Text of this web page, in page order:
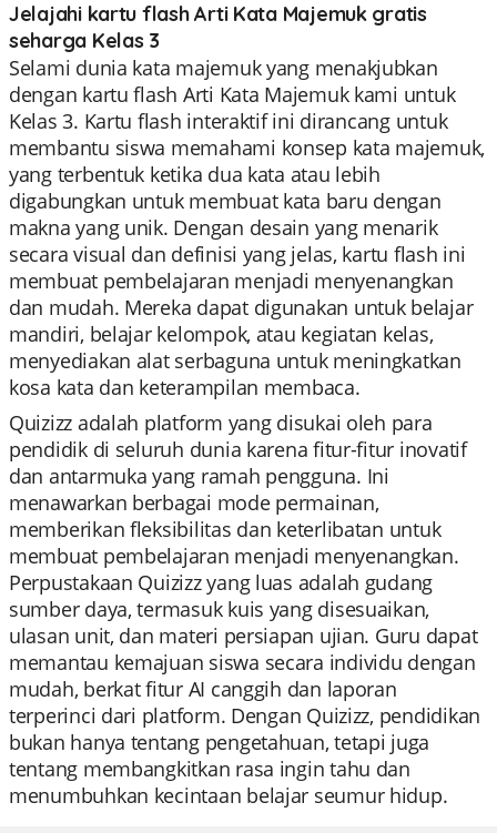
Jelajahi kartu flash Arti Kata Majemuk gratis
seharga Kelas 3
Selami dunia kata majemuk yang menakjubkan
dengan kartu flash Arti Kata Majemuk kami untuk
Kelas 3. Kartu flash interaktif ini dirancang untuk
membantu siswa memahami konsep kata majemuk,
yang terbentuk ketika dua kata atau lebih
digabungkan untuk membuat kata baru dengan
makna yang unik. Dengan desain yang menarik
secara visual dan definisi yang jelas, kartu flash ini
membuat pembelajaran menjadi menyenangkan
dan mudah. Mereka dapat digunakan untuk belajar
mandiri, belajar kelompok, atau kegiatan kelas,
menyediakan alat serbaguna untuk meningkatkan
kosa kata dan keterampilan membaca.
Quizizz adalah platform yang disukai oleh para
pendidik di seluruh dunia karena fitur-fitur inovatif
dan antarmuka yang ramah pengguna. Ini
menawarkan berbagai mode permainan,
memberikan fleksibilitas dan keterlibatan untuk
membuat pembelajaran menjadi menyenangkan.
Perpustakaan Quizizz yang luas adalah gudang
sumber daya, termasuk kuis yang disesuaikan,
ulasan unit, dan materi persiapan ujian. Guru dapat
memantau kemajuan siswa secara individu dengan
mudah, berkat fitur AI canggih dan laporan
terperinci dari platform. Dengan Quizizz, pendidikan
bukan hanya tentang pengetahuan, tetapi juga
tentang membangkitkan rasa ingin tahu dan
menumbuhkan kecintaan belajar seumur hidup.